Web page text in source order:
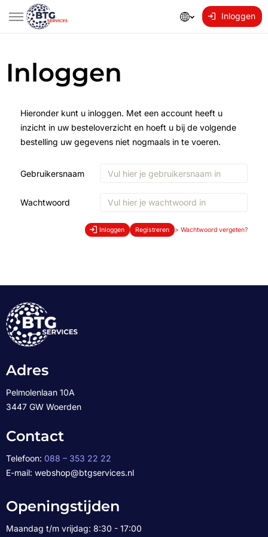
Inloggen
Inloggen
Hieronder kunt u inloggen. Met een account heeft u
inzicht in uw besteloverzicht en hoeft u bij de volgende
bestelling uw gegevens niet nogmaals in te voeren.
Gebruikersnaam
Wachtwoord
Inloggen Registreren > Wachtwoord vergeten?
Adres
Pelmolenlaan 10A
3447 GW Woerden
Contact
Telefoon: 088 – 353 22 22
E-mail: webshop@btgservices.nl
Openingstijden
Maandag t/m vrijdag: 8:30 - 17:00